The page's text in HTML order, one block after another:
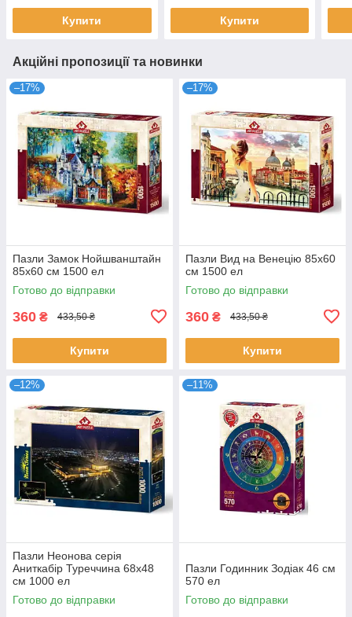
Купити Купити
Акційні пропозиції та новинки
–17%
Пазли Замок Нойшванштайн
85х60 см 1500 ел
Готово до відправки
360 ₴ 433,50 ₴
Купити
–17%
Пазли Вид на Венецію 85х60
см 1500 ел
Готово до відправки
360 ₴ 433,50 ₴
Купити
–12%
Пазли Неонова серія
Аниткабір Туреччина 68х48
см 1000 ел
Готово до відправки
–11%
Пазли Годинник Зодіак 46 см
570 ел
Готово до відправки